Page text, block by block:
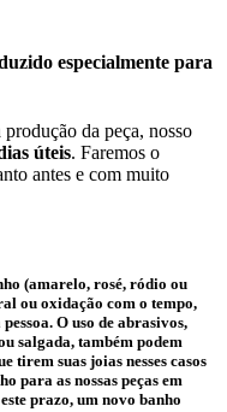
especialmente para
da peça, nosso
úteis. Faremos o
antes e com muito
(amarelo, rosé, ródio ou
ou oxidação com o tempo,
O uso de abrasivos,
salgada, também podem
tirem suas joias nesses casos
para as nossas peças em
prazo, um novo banho